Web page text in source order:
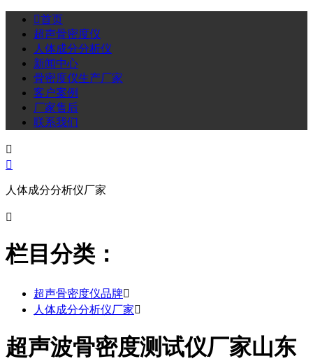
首页
超声骨密度仪
人体成分分析仪
新闻中心
骨密度仪生产厂家
客户案例
厂家售后
联系我们


人体成分分析仪厂家

栏目分类：
超声骨密度仪品牌
人体成分分析仪厂家
超声波骨密度测试仪厂家山东